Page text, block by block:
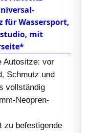
für Wassersport,
mit
Autositze: vor
Schmutz und
vollständig
Neopren-
zu befestigende